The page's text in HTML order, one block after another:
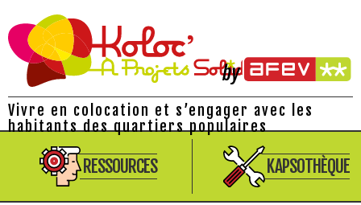
Vivre en colocation et s’engager avec les
habitants des quartiers populaires
RESSOURCES KAPSOTHÈQUE